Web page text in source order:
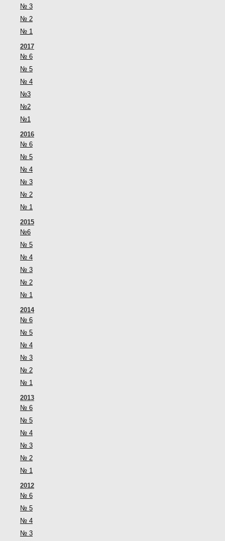
№ 3
№ 2
№ 1
2017
№ 6
№ 5
№ 4
№3
№2
№1
2016
№ 6
№ 5
№ 4
№ 3
№ 2
№ 1
2015
№6
№ 5
№ 4
№ 3
№ 2
№ 1
2014
№ 6
№ 5
№ 4
№ 3
№ 2
№ 1
2013
№ 6
№ 5
№ 4
№ 3
№ 2
№ 1
2012
№ 6
№ 5
№ 4
№ 3